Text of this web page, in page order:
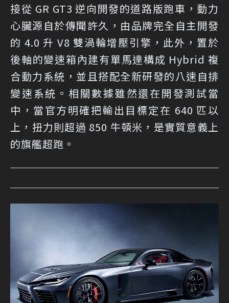
接從 GR GT3 逆向開發的道路版跑車，動力
心臟源自於傳聞許久，由品牌完全自主開發
的 4.0 升 V8 雙渦輪增壓引擎，此外，置於
後軸的變速箱內建有單馬達構成 Hybrid 複
合動力系統，並且搭配全新研發的八速自排
變速系統。相關數據雖然還在開發測試當
中，當官方明確把輸出目標定在 640 匹以
上，扭力則超過 850 牛頓米，是實質意義上
的旗艦超跑。